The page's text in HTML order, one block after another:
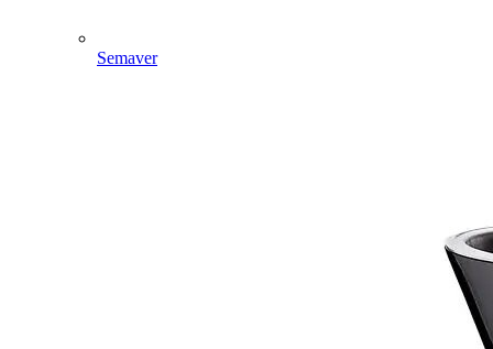
Semaver